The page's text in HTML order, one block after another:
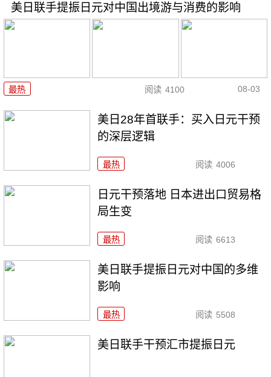
美日联手提振日元对中国出境游与消费的影响
最热 阅读 4100 08-03
美日28年首联手：买入日元干预
的深层逻辑
最热 阅读 4006
日元干预落地 日本进出口贸易格
局生变
最热 阅读 6613
美日联手提振日元对中国的多维
影响
最热 阅读 5508
美日联手干预汇市提振日元